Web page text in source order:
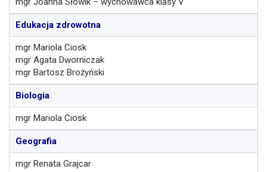
Edukacja zdrowotna
mgr Mariola Ciosk
mgr Agata Dworniczak
mgr Bartosz Brożyński
Biologia
mgr Mariola Ciosk
Geografia
mgr Renata Grajcar